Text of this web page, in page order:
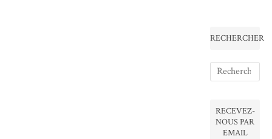
RECHERCHER
RECEVEZ-
NOUS PAR
EMAIL